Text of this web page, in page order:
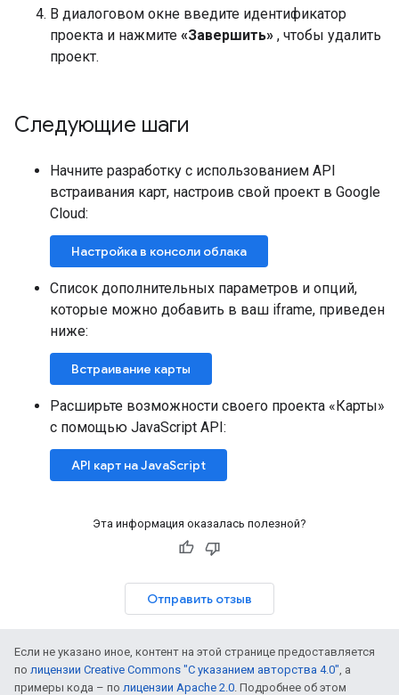
В диалоговом окне введите идентификатор
проекта и нажмите «Завершить» , чтобы удалить
проект.
Следующие шаги
Начните разработку с использованием API
встраивания карт, настроив свой проект в Google
Cloud:
Настройка в консоли облака
Список дополнительных параметров и опций,
которые можно добавить в ваш iframe, приведен
ниже:
Встраивание карты
Расширьте возможности своего проекта «Карты»
с помощью JavaScript API:
API карт на JavaScript
Эта информация оказалась полезной?
Отправить отзыв
Если не указано иное, контент на этой странице предоставляется
по лицензии Creative Commons "С указанием авторства 4.0", а
примеры кода – по лицензии Apache 2.0. Подробнее об этом